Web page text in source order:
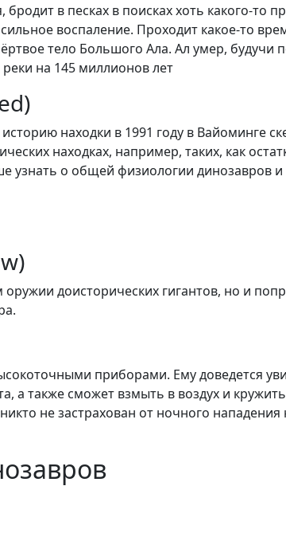
в песках в поисках хоть какого-то
воспаление. Проходит какое-то
тело Большого Ала. Ал умер, будучи
на 145 миллионов лет
находки в 1991 году в Вайомингe
находках, например, таких, как
узнать о общей физиологии динозавров
доисторических гигантов, но и
приборами. Ему доведется
а также сможет взмыть в воздух и
не застрахован от ночного